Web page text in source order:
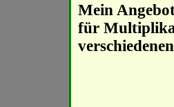
Mein
für